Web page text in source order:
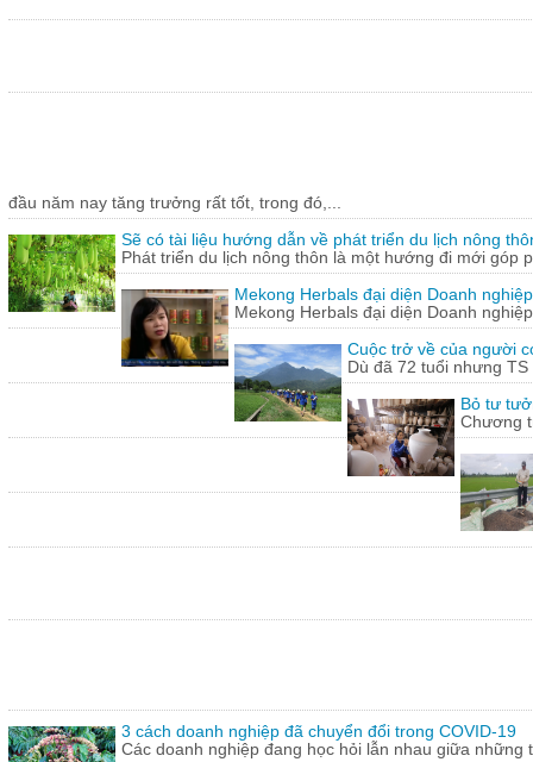
đầu năm nay tăng trưởng rất tốt, trong đó,...
Sẽ có tài liệu hướng dẫn về phát triển du lịch nông
Phát triển du lịch nông thôn là một hướng đi mới góp
Mekong Herbals đại diện Doanh
Mekong Herbals đại diện Doanh
Cuộc trở về của người
Dù đã 72 tuổi nhưng
Bỏ tư
Chương
3 cách doanh nghiệp đã chuyển đổi trong COVID-19
Các doanh nghiệp đang học hỏi lẫn nhau giữa những